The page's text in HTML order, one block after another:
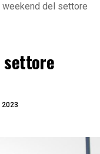
weekend del settore
settore
2023